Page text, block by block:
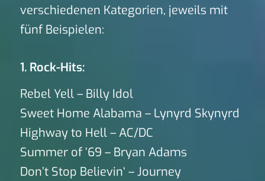
verschiedenen Kategorien, jeweils mit
fünf Beispielen:
1. Rock-Hits:
Rebel Yell – Billy Idol
Sweet Home Alabama – Lynyrd Skynyrd
Highway to Hell – AC/DC
Summer of ’69 – Bryan Adams
Don’t Stop Believin‘ – Journey